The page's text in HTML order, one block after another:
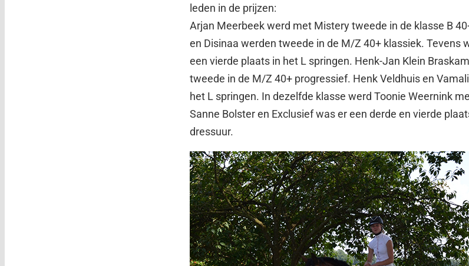
leden in de prijzen:
Arjan Meerbeek werd met Mistery tweede in de klasse B
en Disinaa werden tweede in de M/Z 40+ klassiek. Tevens
een vierde plaats in het L springen. Henk-Jan Klein
tweede in de M/Z 40+ progressief. Henk Veldhuis en
het L springen. In dezelfde klasse werd Toonie Weernink
Sanne Bolster en Exclusief was er een derde en vierde
dressuur.